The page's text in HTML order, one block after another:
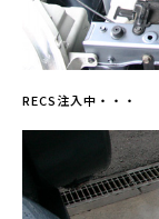
RECS注入中・・・